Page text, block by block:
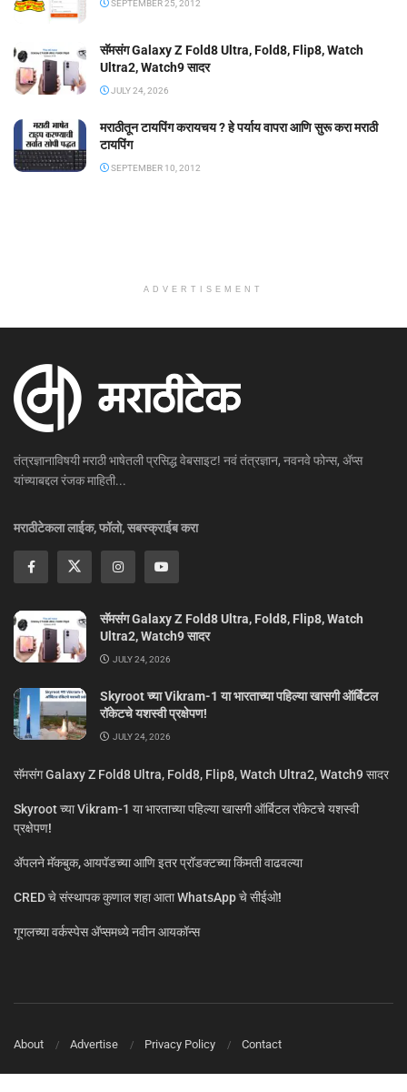
SEPTEMBER 25, 2012
सॅमसंग Galaxy Z Fold8 Ultra, Fold8, Flip8, Watch
Ultra2, Watch9 सादर
JULY 24, 2026
मराठीतून टायपिंग करायचय ? हे पर्याय वापरा आणि सुरू करा मराठी
टायपिंग
SEPTEMBER 10, 2012
ADVERTISEMENT
तंत्रज्ञानाविषयी मराठी भाषेतली प्रसिद्ध वेबसाइट! नवं तंत्रज्ञान, नवनवे फोन्स, ॲप्स
यांच्याबद्दल रंजक माहिती...
मराठीटेकला लाईक, फॉलो, सबस्क्राईब करा
सॅमसंग Galaxy Z Fold8 Ultra, Fold8, Flip8, Watch
Ultra2, Watch9 सादर
JULY 24, 2026
Skyroot च्या Vikram-1 या भारताच्या पहिल्या खासगी ऑर्बिटल
रॉकेटचे यशस्वी प्रक्षेपण!
JULY 24, 2026
सॅमसंग Galaxy Z Fold8 Ultra, Fold8, Flip8, Watch Ultra2, Watch9 सादर
Skyroot च्या Vikram-1 या भारताच्या पहिल्या खासगी ऑर्बिटल रॉकेटचे यशस्वी
प्रक्षेपण!
ॲपलने मॅकबुक, आयपॅडच्या आणि इतर प्रॉडक्टच्या किंमती वाढवल्या
CRED चे संस्थापक कुणाल शहा आता WhatsApp चे सीईओ!
गूगलच्या वर्कस्पेस अ‍ॅप्समध्ये नवीन आयकॉन्स
About Advertise Privacy Policy Contact